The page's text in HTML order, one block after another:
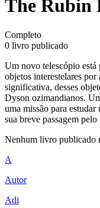
The Rubin
Completo
0 livro publicado
Um novo telescópio está
objetos interestelares
significativa, desses
Dyson ozimandianos.
uma missão para
sua breve passagem pelo
Nenhum livro publicado
A
Autor
Adi